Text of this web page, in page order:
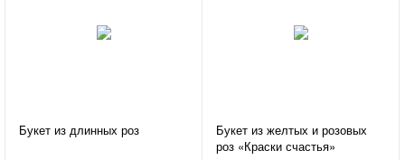
Букет из длинных роз
Букет из желтых и розовых
роз «Краски счастья»